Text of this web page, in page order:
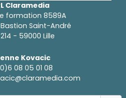
Claramedia
formation 8589A
Bastion Saint-André
- 59000 Lille
Kovacic
08 05 01 08